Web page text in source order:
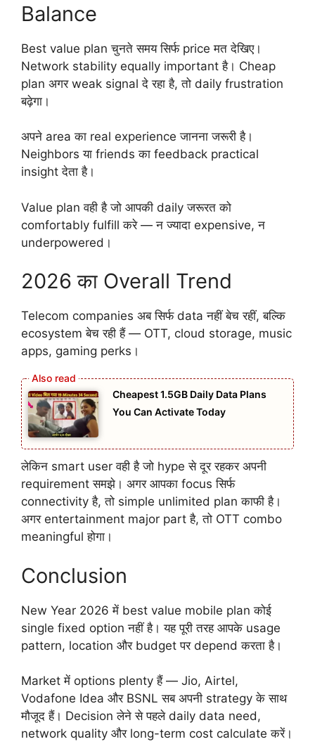
Balance
Best value plan चुनते समय सिर्फ price मत देखिए।
Network stability equally important है। Cheap
plan अगर weak signal दे रहा है, तो daily frustration
बढ़ेगा।
अपने area का real experience जानना जरूरी है।
Neighbors या friends का feedback practical
insight देता है।
Value plan वही है जो आपकी daily जरूरत को
comfortably fulfill करे — न ज्यादा expensive, न
underpowered।
2026 का Overall Trend
Telecom companies अब सिर्फ data नहीं बेच रहीं, बल्कि
ecosystem बेच रही हैं — OTT, cloud storage, music
apps, gaming perks।
Cheapest 1.5GB Daily Data Plans
You Can Activate Today
लेकिन smart user वही है जो hype से दूर रहकर अपनी
requirement समझे। अगर आपका focus सिर्फ
connectivity है, तो simple unlimited plan काफी है।
अगर entertainment major part है, तो OTT combo
meaningful होगा।
Conclusion
New Year 2026 में best value mobile plan कोई
single fixed option नहीं है। यह पूरी तरह आपके usage
pattern, location और budget पर depend करता है।
Market में options plenty हैं — Jio, Airtel,
Vodafone Idea और BSNL सब अपनी strategy के साथ
मौजूद हैं। Decision लेने से पहले daily data need,
network quality और long-term cost calculate करें।